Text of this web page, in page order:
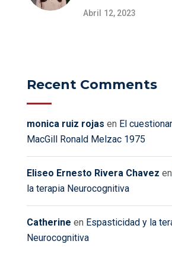
Abril 12, 2023
Recent Comments
monica ruiz rojas en El
MacGill Ronald Melzac 1975
Eliseo Ernesto Rivera Chavez en
la terapia Neurocognitiva
Catherine en Espasticidad y la
Neurocognitiva